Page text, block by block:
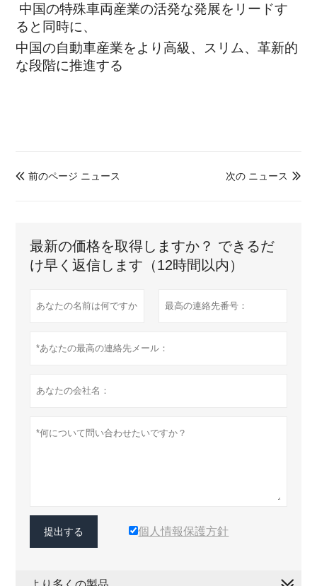
中国の特殊車両産業の活発な発展をリードす
ると同時に、
中国の自動車産業をより高級、スリム、革新的
な段階に推進する
 前のページ ニュース 
次の ニュース
最新の価格を取得しますか？ できるだ
け早く返信します（12時間以内）
提出する 個人情報保護方針